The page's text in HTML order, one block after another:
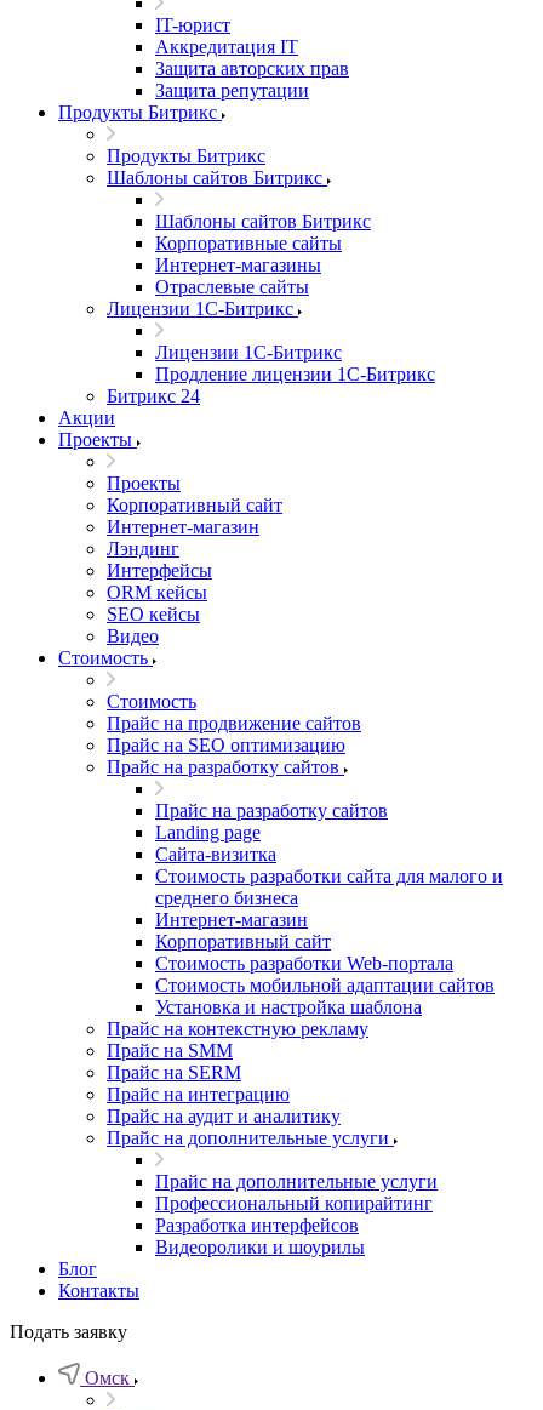
IT-юрист
Аккредитация IT
Защита авторских прав
Защита репутации
Продукты Битрикс
Продукты Битрикс
Шаблоны сайтов Битрикс
Шаблоны сайтов Битрикс
Корпоративные сайты
Интернет-магазины
Отраслевые сайты
Лицензии 1С-Битрикс
Лицензии 1С-Битрикс
Продление лицензии 1С-Битрикс
Битрикс 24
Акции
Проекты
Проекты
Корпоративный сайт
Интернет-магазин
Лэндинг
Интерфейсы
ORM кейсы
SEO кейсы
Видео
Стоимость
Стоимость
Прайс на продвижение сайтов
Прайс на SEO оптимизацию
Прайс на разработку сайтов
Прайс на разработку сайтов
Landing page
Cайта-визитка
Стоимость разработки сайта для малого и
среднего бизнеса
Интернет-магазин
Корпоративный сайт
Стоимость разработки Web-портала
Стоимость мобильной адаптации сайтов
Установка и настройка шаблона
Прайс на контекстную рекламу
Прайс на SMM
Прайс на SERM
Прайс на интеграцию
Прайс на аудит и аналитику
Прайс на дополнительные услуги
Прайс на дополнительные услуги
Профессиональный копирайтинг
Разработка интерфейсов
Видеоролики и шоурилы
Блог
Контакты
Подать заявку
Омск